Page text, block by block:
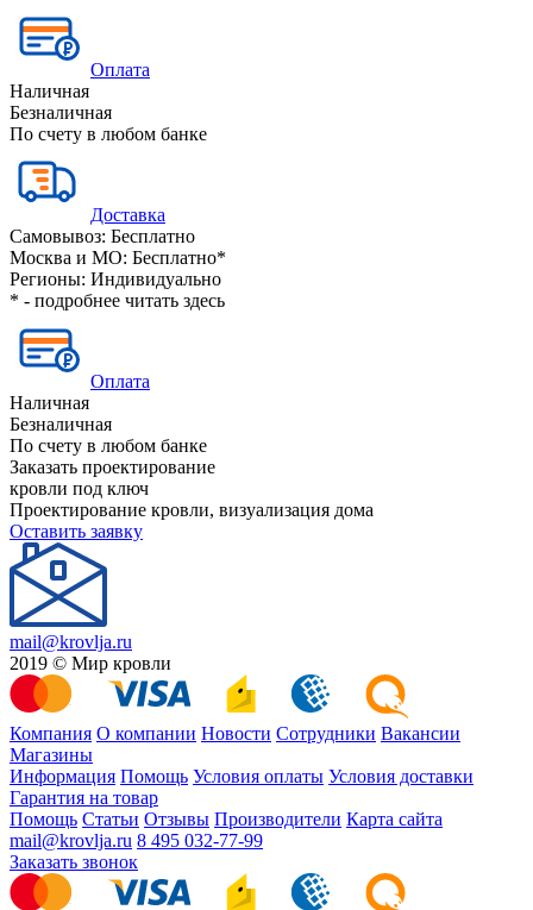
Оплата
Наличная
Безналичная
По счету в любом банке
Доставка
Самовывоз: Бесплатно
Москва и МО: Бесплатно*
Регионы: Индивидуально
* - подробнее читать здесь
Оплата
Наличная
Безналичная
По счету в любом банке
Заказать проектирование
кровли под ключ
Проектирование кровли, визуализация дома
Оставить заявку
mail@krovlja.ru
2019 © Мир кровли
Компания О компании Новости Сотрудники Вакансии
Магазины
Информация Помощь Условия оплаты Условия доставки
Гарантия на товар
Помощь Статьи Отзывы Производители Карта сайта
mail@krovlja.ru 8 495 032-77-99
Заказать звонок